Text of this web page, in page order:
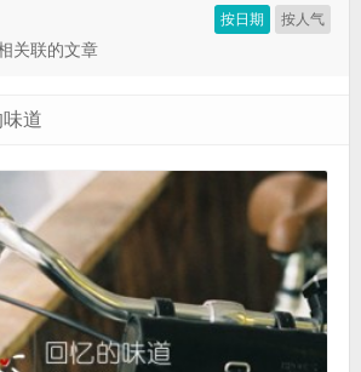
按日期 按人气
关联的文章
道